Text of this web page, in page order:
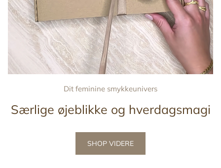
Dit feminine smykkeunivers
Særlige øjeblikke og hverdagsmagi
SHOP VIDERE